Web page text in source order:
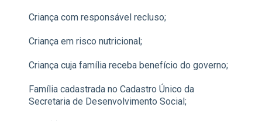
Criança com responsável recluso;
Criança em risco nutricional;
Criança cuja família receba benefício do governo;
Família cadastrada no Cadastro Único da
Secretaria de Desenvolvimento Social;